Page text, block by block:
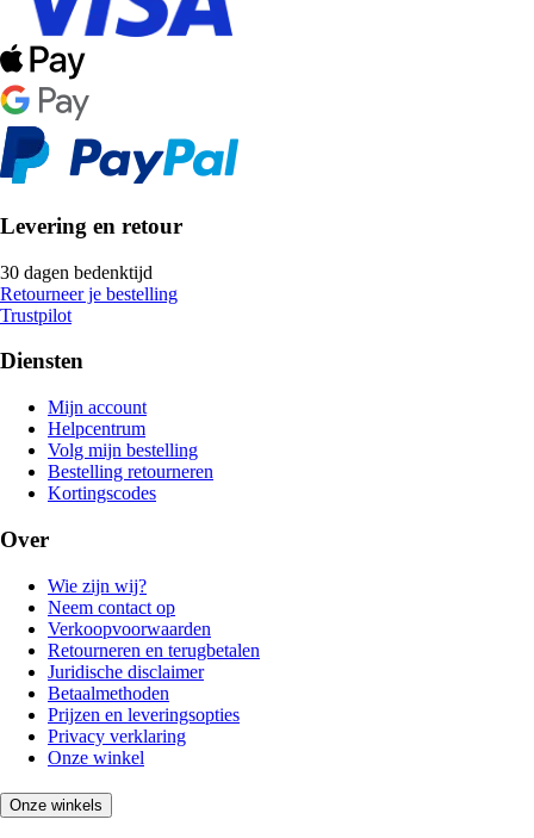
Levering en retour
30 dagen bedenktijd
Retourneer je bestelling
Trustpilot
Diensten
Mijn account
Helpcentrum
Volg mijn bestelling
Bestelling retourneren
Kortingscodes
Over
Wie zijn wij?
Neem contact op
Verkoopvoorwaarden
Retourneren en terugbetalen
Juridische disclaimer
Betaalmethoden
Prijzen en leveringsopties
Privacy verklaring
Onze winkel
Onze winkels